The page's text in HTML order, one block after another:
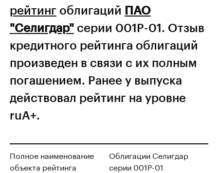
рейтинг облигаций ПАО
"Селигдар" серии 001Р-01. Отзыв
кредитного рейтинга облигаций
произведен в связи с их полным
погашением. Ранее у выпуска
действовал рейтинг на уровне
ruA+.
Полное наименование
объекта рейтинга
Облигации Селигдар
серии 001Р-01